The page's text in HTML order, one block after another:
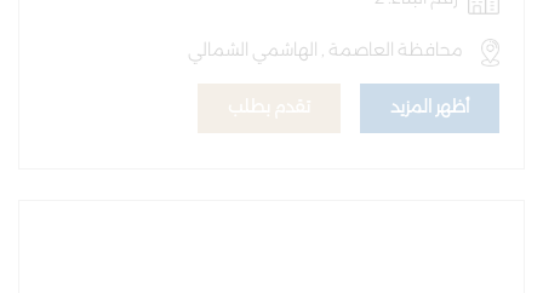
محافظة العاصمة , الهاشمي الشمالي
أظهر المزيد